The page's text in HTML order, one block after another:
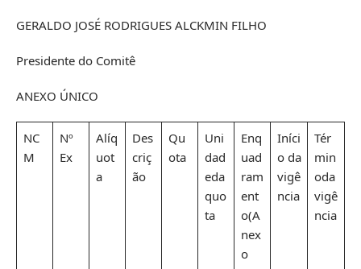
GERALDO JOSÉ RODRIGUES ALCKMIN FILHO
Presidente do Comitê
ANEXO ÚNICO
NC
M
Nº
Ex
Alíq
uot
a
Des
criç
ão
Qu
ota
Uni
dad
eda
quo
ta
Enq
uad
ram
ent
o(A
nex
o
Iníci
o da
vigê
ncia
Tér
min
oda
vigê
ncia